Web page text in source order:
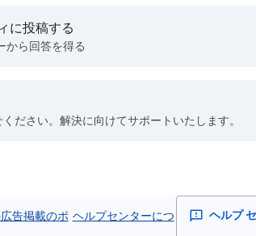
に投稿する
から回答を得る
ださい。解決に向けてサポートいたします。
告掲載のポ ヘルプセンターにつ ヘルプ